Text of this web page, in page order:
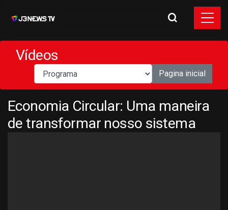
Vídeos
Pagina inicial
Economia Circular: Uma maneira
de transformar nosso sistema